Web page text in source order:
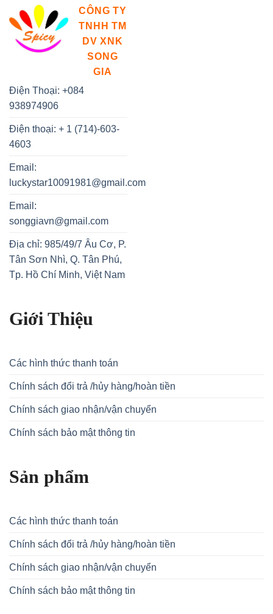
CÔNG TY
TNHH TM
DV XNK
SONG
GIA
Điện Thoại: +084
938974906
Điện thoại: + 1 (714)-603-
4603
Email:
luckystar10091981@gmail.com
Email:
songgiavn@gmail.com
Địa chỉ: 985/49/7 Âu Cơ, P.
Tân Sơn Nhì, Q. Tân Phú,
Tp. Hồ Chí Minh, Việt Nam
Giới Thiệu
Các hình thức thanh toán
Chính sách đổi trả /hủy hàng/hoàn tiền
Chính sách giao nhận/vận chuyển
Chính sách bảo mật thông tin
Sản phẩm
Các hình thức thanh toán
Chính sách đổi trả /hủy hàng/hoàn tiền
Chính sách giao nhận/vận chuyển
Chính sách bảo mật thông tin